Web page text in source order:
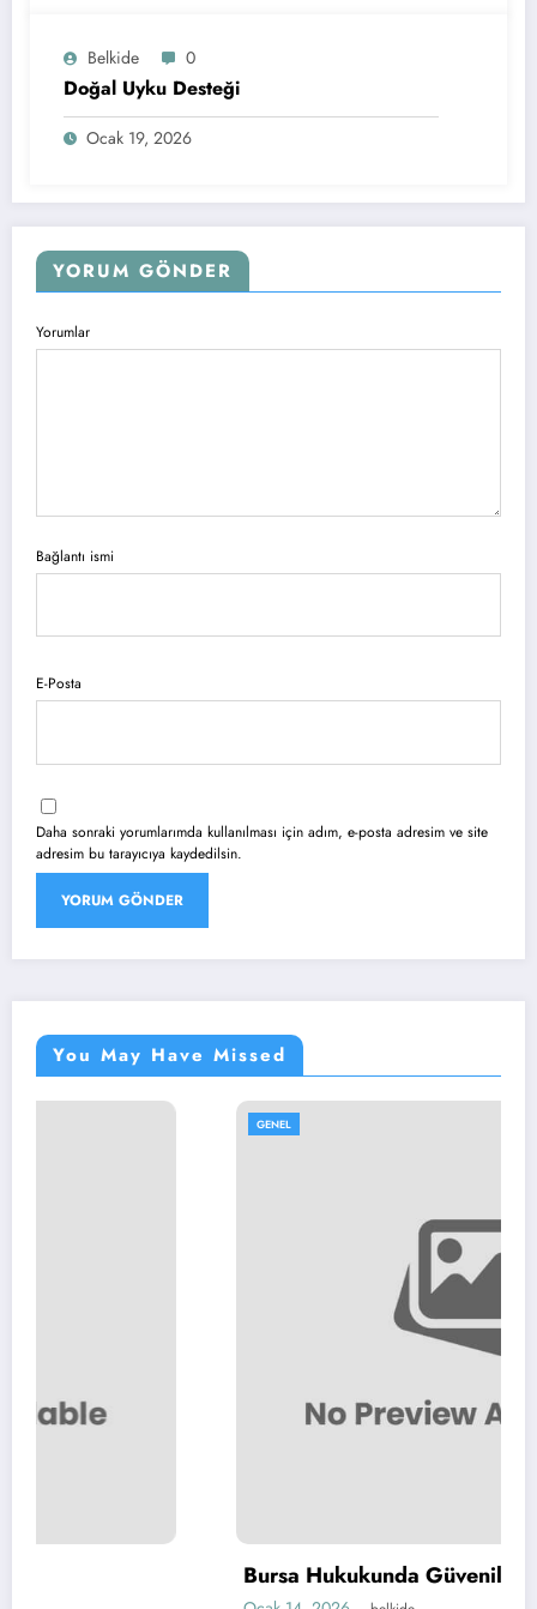
Belkide 0
Doğal Uyku Desteği
Ocak 19, 2026
YORUM GÖNDER
Yorumlar
Bağlantı ismi
E-Posta
Daha sonraki yorumlarımda kullanılması için adım, e-posta adresim ve site
adresim bu tarayıcıya kaydedilsin.
You May Have Missed
Bursa Hukukunda Güvenilir Çözümler